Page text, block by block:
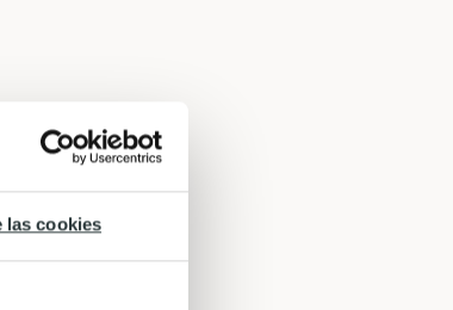
las cookies